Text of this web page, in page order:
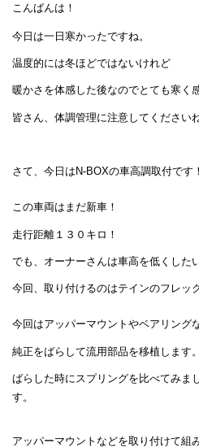
こんばんは！
今日は一日寒かったですね。
温度的には冬ほどではないけれど
暖かさを体感した後なのでとても寒く
皆さん、体調管理に注意してください
さて、今日はN-BOXの車高調取付です！
この車両はまだ新車！
走行距離１３０キロ！
でも、オーナーさんは車高を低くした
今回、取り付けるのはテインのフレッ
今回はアッパーマウントやベアリング
純正をばらして流用部品を移植します。
ばらした時にスプリングを比べてみま
す。
アッパーマウントなどを取り付けて組